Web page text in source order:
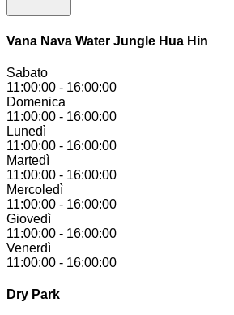
Vana Nava Water Jungle Hua Hin
Sabato
11:00:00 - 16:00:00
Domenica
11:00:00 - 16:00:00
Lunedì
11:00:00 - 16:00:00
Martedì
11:00:00 - 16:00:00
Mercoledì
11:00:00 - 16:00:00
Giovedì
11:00:00 - 16:00:00
Venerdì
11:00:00 - 16:00:00
Dry Park